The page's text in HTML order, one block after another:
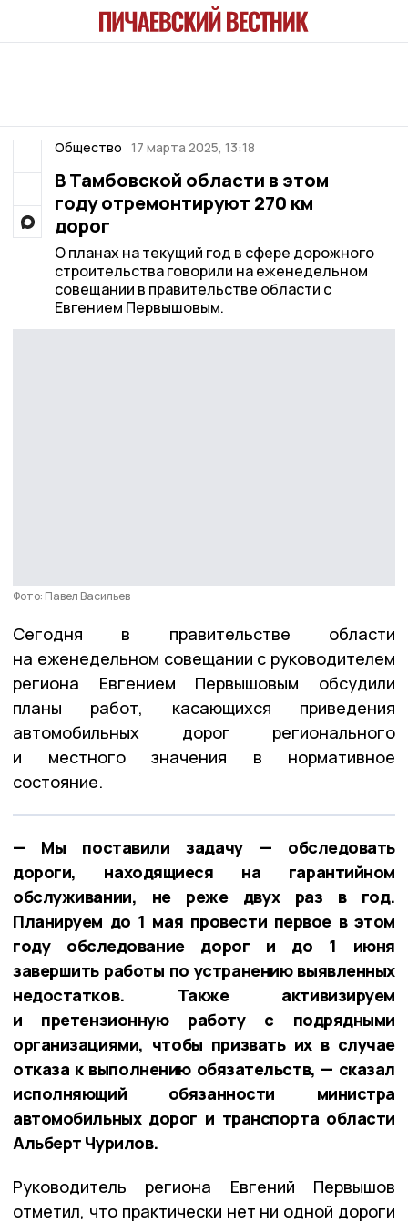
Общество 17 марта 2025, 13:18
В Тамбовской области в этом
году отремонтируют 270 км
дорог
О планах на текущий год в сфере дорожного
строительства говорили на еженедельном
совещании в правительстве области с
Евгением Первышовым.
Фото: Павел Васильев
Сегодня в правительстве области
на еженедельном совещании с руководителем
региона Евгением Первышовым обсудили
планы работ, касающихся приведения
автомобильных дорог регионального
и местного значения в нормативное
состояние.
— Мы поставили задачу — обследовать
дороги, находящиеся на гарантийном
обслуживании, не реже двух раз в год.
Планируем до 1 мая провести первое в этом
году обследование дорог и до 1 июня
завершить работы по устранению выявленных
недостатков. Также активизируем
и претензионную работу с подрядными
организациями, чтобы призвать их в случае
отказа к выполнению обязательств, — сказал
исполняющий обязанности министра
автомобильных дорог и транспорта области
Альберт Чурилов.
Руководитель региона Евгений Первышов
отметил, что практически нет ни одной дороги